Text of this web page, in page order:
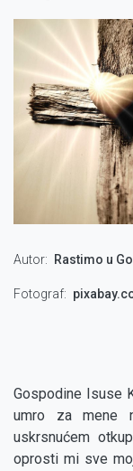
Autor Rastimo u
Fotograf
Gospodine Isuse
umro za mene
uskrsnućem
oprosti mi sve